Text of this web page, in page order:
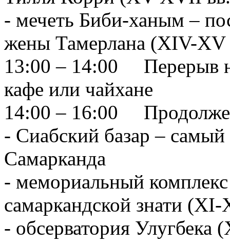
- мечеть Биби-ханым –
жены Тамерлана (XIV-XV
13:00 – 14:00 Перерыв
кафе или чайхане
14:00 – 16:00
- Сиабский базар –
Самарканда
- мемориальный
самаркандской знати
- обсерватория Улугбека